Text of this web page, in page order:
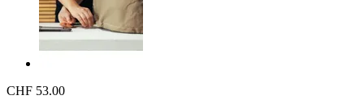
CHF 53.00